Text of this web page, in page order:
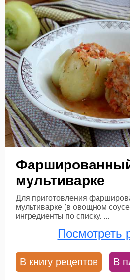
мультиварке
Для приготовления
мультиварке (в овощном
ингредиенты по списку. ...
Посмотреть
В книгу рецептов В